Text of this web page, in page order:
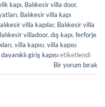
kapı, Balıkesir villa door,
, Balıkesir villa kapı
villa kapılar, Balıkesir villa
villadoor, dış kapı, ferforje
, villa kapısı, villa kapısı
giriş kapısıetiketlendi
Bir yorum bırak